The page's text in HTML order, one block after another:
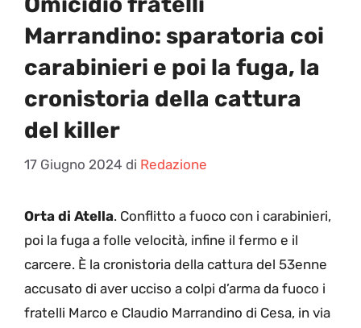
Marrandino: sparatoria coi
carabinieri e poi la fuga, la
cronistoria della cattura
del killer
17 Giugno 2024 di Redazione
Orta di Atella. Conflitto a fuoco con i carabinieri,
poi la fuga a folle velocità, infine il fermo e il
carcere. È la cronistoria della cattura del 53enne
accusato di aver ucciso a colpi d’arma da fuoco i
fratelli Marco e Claudio Marrandino di Cesa, in via